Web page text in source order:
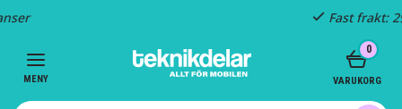
MENY
0
VARUKORG